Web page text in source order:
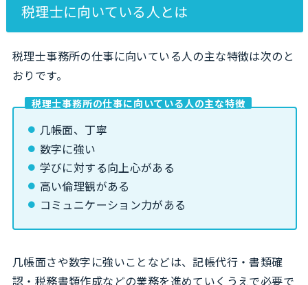
税理士に向いている人とは
税理士事務所の仕事に向いている人の主な特徴は次のと
おりです。
税理士事務所の仕事に向いている人の主な特徴
几帳面、丁寧
数字に強い
学びに対する向上心がある
高い倫理観がある
コミュニケーション力がある
几帳面さや数字に強いことなどは、記帳代行・書類確
認・税務書類作成などの業務を進めていくうえで必要で